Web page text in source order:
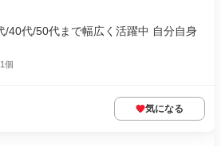
/40代/50代まで幅広く活躍中 自分自身
個
気になる